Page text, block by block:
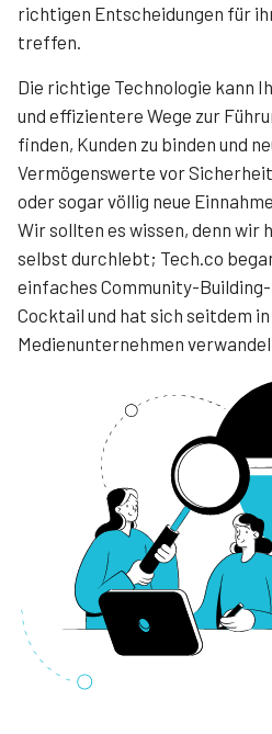
richtigen Entscheidungen für
treffen.
Die richtige Technologie kann
und effizientere Wege zur
finden, Kunden zu binden und
Vermögenswerte vor
oder sogar völlig neue
Wir sollten es wissen, denn wir
selbst durchlebt; Tech.co
einfaches Community-
Cocktail und hat sich seitdem
Medienunternehmen